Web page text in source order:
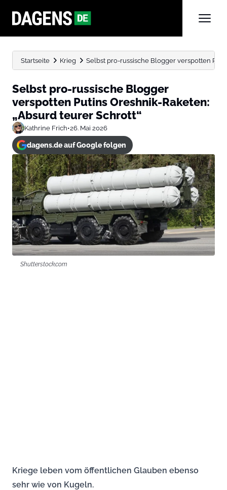
Startseite Krieg Selbst pro-russische Blogger verspotten
Selbst pro-russische Blogger
verspotten Putins Oreshnik-Raketen:
„Absurd teurer Schrott“
Kathrine Frich•26. Mai 2026
dagens.de auf Google folgen
Shutterstock.com
Kriege leben vom öffentlichen Glauben ebenso
sehr wie von Kugeln.